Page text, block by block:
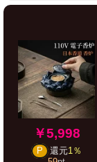
￥5,998
P 還元1％